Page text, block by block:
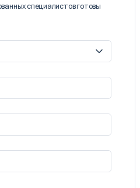
специалистов готовы